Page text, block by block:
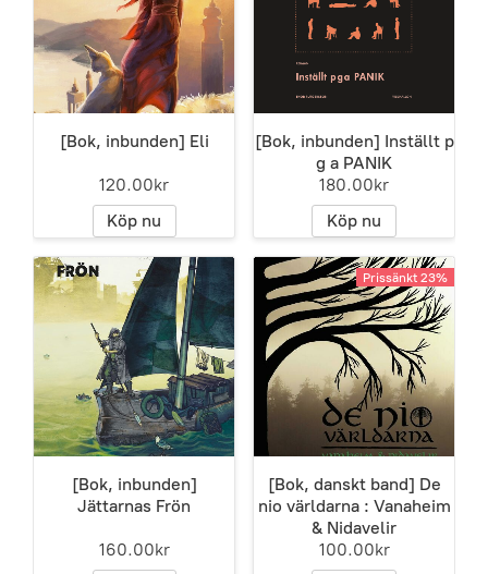
[Bok, inbunden] Eli
120.00kr
Köp nu
[Bok, inbunden] Inställt p
g a PANIK
180.00kr
Köp nu
[Bok, inbunden]
Jättarnas Frön
160.00kr
Prissänkt 23%
[Bok, danskt band] De
nio världarna : Vanaheim
& Nidavelir
100.00kr